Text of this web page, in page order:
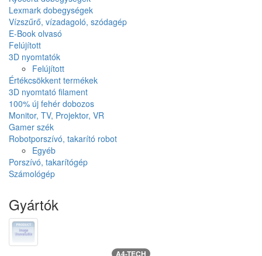
Lexmark dobegységek
Vízszűrő, vízadagoló, szódagép
E-Book olvasó
Felújított
3D nyomtatók
Felújított
Értékcsökkent termékek
3D nyomtató filament
100% új fehér dobozos
Monitor, TV, Projektor, VR
Gamer szék
Robotporszívó, takarító robot
Egyéb
Porszívó, takarítógép
Számológép
Gyártók
A4-TECH